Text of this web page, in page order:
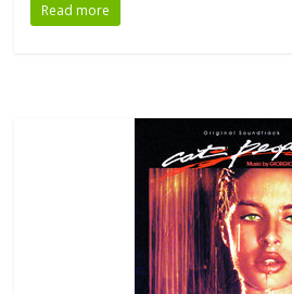
Read more